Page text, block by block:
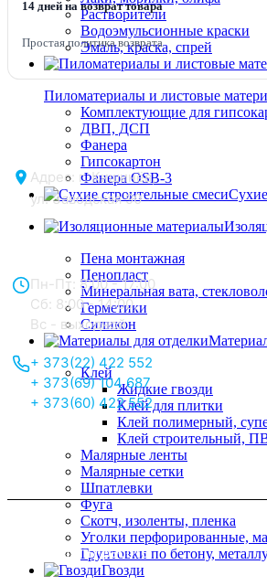
Растворители
Водоэмульсионные краски
Эмаль, краска, спрей
Пиломатериалы и листовые
Комплектующие для
ДВП, ДСП
Фанера
Гипсокартон
Фанера OSB-3
Пена монтажная
Пенопласт
Минеральная вата,
Герметики
Силикон
Клей
Жидкие гвозди
Клей для плитки
Клей полимерный,
Клей строительный,
Малярные ленты
Малярные сетки
Шпатлевки
Фуга
Скотч, изоленты, пленка
Уголки перфорированные,
Грунтовки по бетону,
Гвозди
14 дней на возврат товара
Простая политика возврата
Адрес: г. Кишинёв,
ул. Заводская 90
Пн-Пт: 8:00 - 17:00
Сб: 8:00 - 14:00,
Вс - выходной
+ 373(22) 422 552
+ 373(69) 104 687
+ 373(60) 422 552
Принципы работы